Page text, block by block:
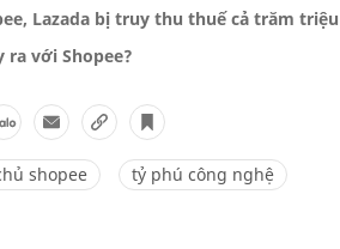
Lazada bị truy thu thuế cả trăm
ra với Shopee?
shopee tỷ phú công nghệ